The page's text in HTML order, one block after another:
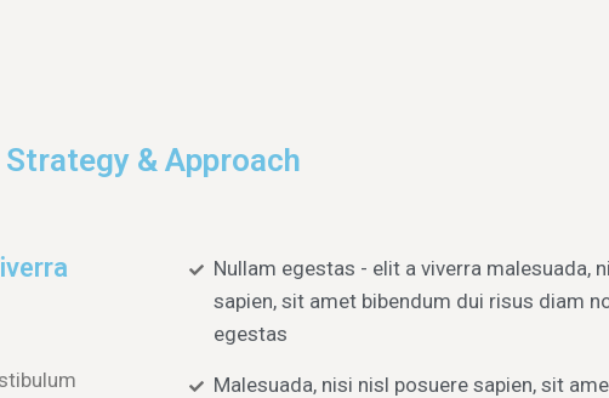
Strategy & Approach
Nullam egestas - elit a viverra malesuada,
sapien, sit amet bibendum dui risus diam
egestas
Malesuada, nisi nisl posuere sapien, sit